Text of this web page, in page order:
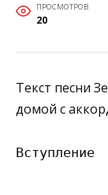
ПРОСМОТРОВ
20
Текст песни
домой с
Вступление